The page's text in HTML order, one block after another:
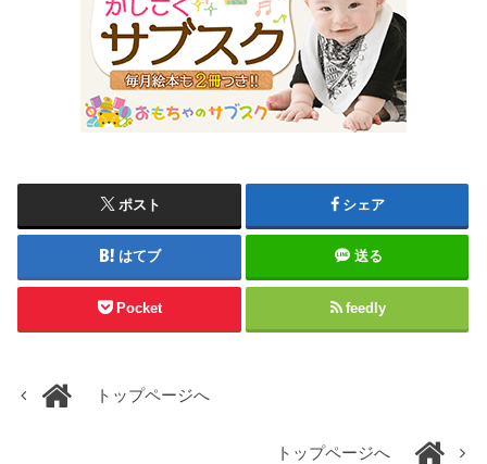
ポスト シェア
はてブ 送る
Pocket feedly
トップページへ
トップページへ